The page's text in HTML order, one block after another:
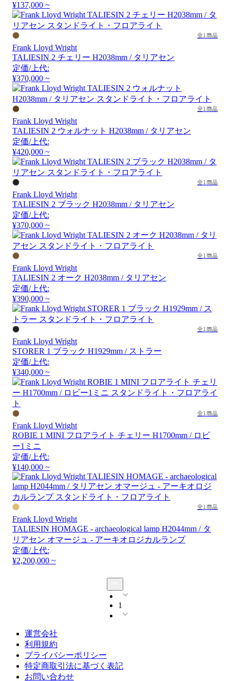
¥137,000 ~
全1商品
Frank Lloyd Wright
TALIESIN 2 チェリー H2038mm / タリアセン
定価/上代:
¥370,000 ~
全1商品
Frank Lloyd Wright
TALIESIN 2 ウォルナット H2038mm / タリアセン
定価/上代:
¥420,000 ~
全1商品
Frank Lloyd Wright
TALIESIN 2 ブラック H2038mm / タリアセン
定価/上代:
¥370,000 ~
全1商品
Frank Lloyd Wright
TALIESIN 2 オーク H2038mm / タリアセン
定価/上代:
¥390,000 ~
全1商品
Frank Lloyd Wright
STORER 1 ブラック H1929mm / ストラー
定価/上代:
¥340,000 ~
全1商品
Frank Lloyd Wright
ROBIE 1 MINI フロアライト チェリー H1700mm / ロビ
ー1ミニ
定価/上代:
¥140,000 ~
全1商品
Frank Lloyd Wright
TALIESIN HOMAGE - archaeological lamp H2044mm / タ
リアセン オマージュ - アーキオロジカルランプ
定価/上代:
¥2,200,000 ~
1
運営会社
利用規約
プライバシーポリシー
特定商取引法に基づく表記
お問い合わせ